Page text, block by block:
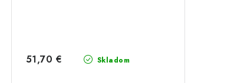
Skladom
51,70 €